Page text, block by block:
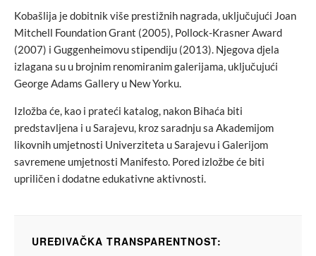
Kobašlija je dobitnik više prestižnih nagrada, uključujući Joan
Mitchell Foundation Grant (2005), Pollock-Krasner Award
(2007) i Guggenheimovu stipendiju (2013). Njegova djela
izlagana su u brojnim renomiranim galerijama, uključujući
George Adams Gallery u New Yorku.
Izložba će, kao i prateći katalog, nakon Bihaća biti
predstavljena i u Sarajevu, kroz saradnju sa Akademijom
likovnih umjetnosti Univerziteta u Sarajevu i Galerijom
savremene umjetnosti Manifesto. Pored izložbe će biti
upriličen i dodatne edukativne aktivnosti.
UREĐIVAČKA TRANSPARENTNOST: